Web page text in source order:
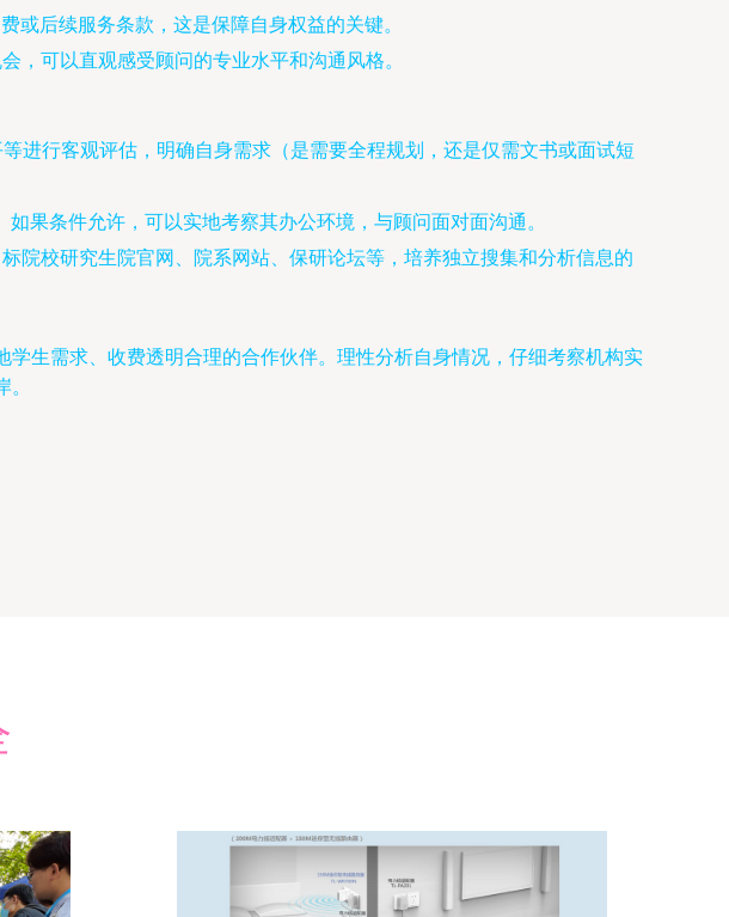
或后续服务条款，这是保障自身权益的关键。
，可以直观感受顾问的专业水平和沟通风格。
进行客观评估，明确自身需求（是需要全程规划，还是仅需文书或面试短
果条件允许，可以实地考察其办公环境，与顾问面对面沟通。
院校研究生院官网、院系网站、保研论坛等，培养独立搜集和分析信息的
生需求、收费透明合理的合作伙伴。理性分析自身情况，仔细考察机构实